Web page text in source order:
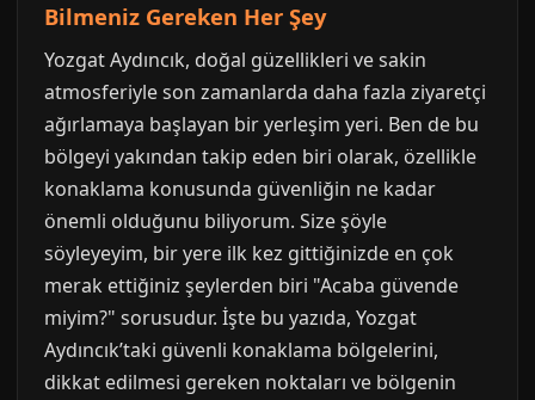
Bilmeniz Gereken Her Şey
Yozgat Aydıncık, doğal güzellikleri ve sakin
atmosferiyle son zamanlarda daha fazla ziyaretçi
ağırlamaya başlayan bir yerleşim yeri. Ben de bu
bölgeyi yakından takip eden biri olarak, özellikle
konaklama konusunda güvenliğin ne kadar
önemli olduğunu biliyorum. Size şöyle
söyleyeyim, bir yere ilk kez gittiğinizde en çok
merak ettiğiniz şeylerden biri "Acaba güvende
miyim?" sorusudur. İşte bu yazıda, Yozgat
Aydıncık’taki güvenli konaklama bölgelerini,
dikkat edilmesi gereken noktaları ve bölgenin